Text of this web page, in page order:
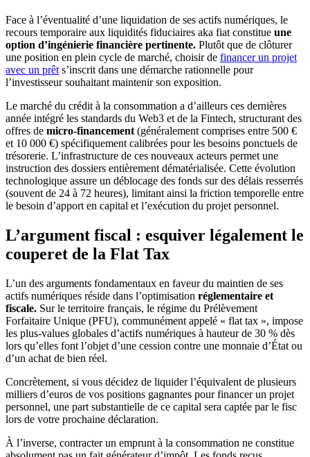
Face à l’éventualité d’une liquidation de ses actifs numériques, le
recours temporaire aux liquidités fiduciaires aka fiat constitue une
option d’ingénierie financière pertinente. Plutôt que de clôturer
une position en plein cycle de marché, choisir de financer un projet
avec un prêt s’inscrit dans une démarche rationnelle pour
l’investisseur souhaitant maintenir son exposition.
Le marché du crédit à la consommation a d’ailleurs ces dernières
année intégré les standards du Web3 et de la Fintech, structurant des
offres de micro-financement (généralement comprises entre 500 €
et 10 000 €) spécifiquement calibrées pour les besoins ponctuels de
trésorerie. L’infrastructure de ces nouveaux acteurs permet une
instruction des dossiers entièrement dématérialisée. Cette évolution
technologique assure un déblocage des fonds sur des délais resserrés
(souvent de 24 à 72 heures), limitant ainsi la friction temporelle entre
le besoin d’apport en capital et l’exécution du projet personnel.
L’argument fiscal : esquiver légalement le
couperet de la Flat Tax
L’un des arguments fondamentaux en faveur du maintien de ses
actifs numériques réside dans l’optimisation réglementaire et
fiscale. Sur le territoire français, le régime du Prélèvement
Forfaitaire Unique (PFU), communément appelé « flat tax », impose
les plus-values globales d’actifs numériques à hauteur de 30 % dès
lors qu’elles font l’objet d’une cession contre une monnaie d’État ou
d’un achat de bien réel.
Concrètement, si vous décidez de liquider l’équivalent de plusieurs
milliers d’euros de vos positions gagnantes pour financer un projet
personnel, une part substantielle de ce capital sera captée par le fisc
lors de votre prochaine déclaration.
À l’inverse, contracter un emprunt à la consommation ne constitue